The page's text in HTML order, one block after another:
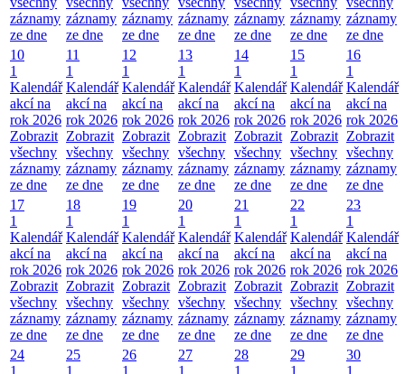
záznamy
ze dne
záznamy
ze dne
záznamy
ze dne
záznamy
ze dne
záznamy
ze dne
záznamy
ze dne
záznamy
ze dne
10
1
Kalendář
akcí na
rok 2026
Zobrazit
všechny
záznamy
ze dne
11
1
Kalendář
akcí na
rok 2026
Zobrazit
všechny
záznamy
ze dne
12
1
Kalendář
akcí na
rok 2026
Zobrazit
všechny
záznamy
ze dne
13
1
Kalendář
akcí na
rok 2026
Zobrazit
všechny
záznamy
ze dne
14
1
Kalendář
akcí na
rok 2026
Zobrazit
všechny
záznamy
ze dne
15
1
Kalendář
akcí na
rok 2026
Zobrazit
všechny
záznamy
ze dne
16
1
Kalendář
akcí na
rok 2026
Zobrazit
všechny
záznamy
ze dne
17
1
Kalendář
akcí na
rok 2026
Zobrazit
všechny
záznamy
ze dne
18
1
Kalendář
akcí na
rok 2026
Zobrazit
všechny
záznamy
ze dne
19
1
Kalendář
akcí na
rok 2026
Zobrazit
všechny
záznamy
ze dne
20
1
Kalendář
akcí na
rok 2026
Zobrazit
všechny
záznamy
ze dne
21
1
Kalendář
akcí na
rok 2026
Zobrazit
všechny
záznamy
ze dne
22
1
Kalendář
akcí na
rok 2026
Zobrazit
všechny
záznamy
ze dne
23
1
Kalendář
akcí na
rok 2026
Zobrazit
všechny
záznamy
ze dne
24
1
25
1
26
1
27
1
28
1
29
1
30
1